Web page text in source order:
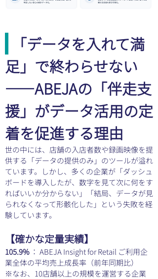
「データを入れて満
足」で終わらせない
――ABEJAの「伴走支
援」がデータ活用の定
着を促進する理由
世の中には、店舗の入店者数や録画映像を提
供する「データの提供のみ」のツールが溢れ
ています。しかし、多くの企業が「ダッシュ
ボードを導入したが、数字を見て次に何をす
ればいいか分からない」「結局、データが見
られなくなって形骸化した」という失敗を経
験しています。
【確かな定量実績】
105.9% ： ABEJA Insight for Retail ご利用企
業全体の平均売上成長率（前年同期比）
※なお、10店舗以上の規模を運営する企業